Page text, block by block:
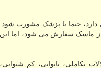
دارد، حتما با پزشک مشورت شود.
از ماسک سفارش می شود، اما این
تکاملی، ناتوانی، کم شنوایی،